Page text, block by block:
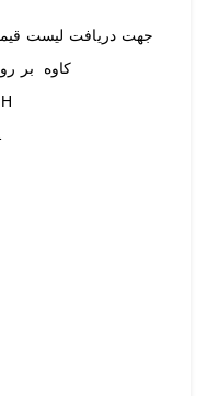
جهت دریافت لیست
کاوه بر